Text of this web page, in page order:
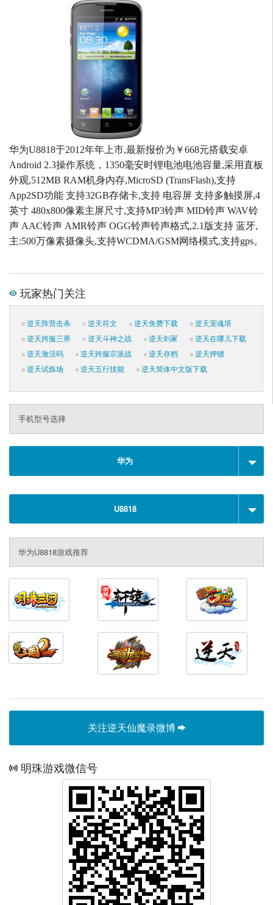
华为U8818于2012年年上市,最新报价为￥668元搭载安卓
Android 2.3操作系统，1350毫安时锂电池电池容量,采用直板
外观,512MB RAM机身内存,MicroSD (TransFlash),支持
App2SD功能 支持32GB存储卡,支持 电容屏 支持多触摸屏,4
英寸 480x800像素主屏尺寸,支持MP3铃声 MID铃声 WAV铃
声 AAC铃声 AMR铃声 OGG铃声铃声格式,2.1版支持 蓝牙,
主:500万像素摄像头,支持WCDMA/GSM网络模式,支持gps。
玩家热门关注
逆天阵营击杀 逆天符文 逆天免费下载
逆天宠魂塔
逆天跨服三界
逆天斗神之战 逆天剑冢
逆天在哪儿下载
逆天激活码
逆天跨服宗派战 逆天存档
逆天押镖
逆天试炼场
逆天五行技能 逆天简体中文版下载
手机型号选择
华为
U8818
华为U8818游戏推荐
关注逆天仙魔录微博
明珠游戏微信号